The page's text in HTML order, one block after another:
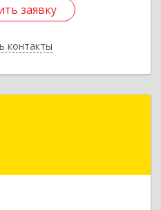
заявку
контакты
заявку
обл, Рославльский р-н,